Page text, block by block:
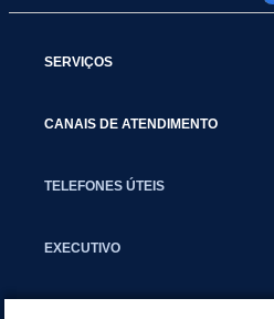
SERVIÇOS
CANAIS DE ATENDIMENTO
TELEFONES ÚTEIS
EXECUTIVO